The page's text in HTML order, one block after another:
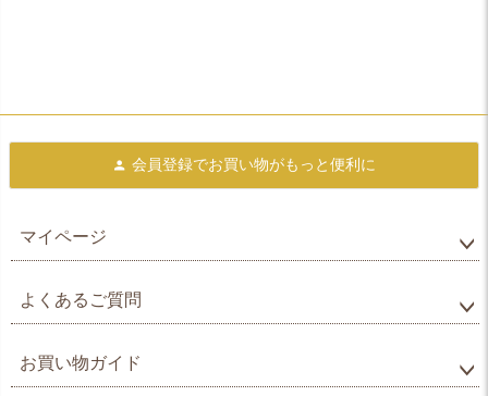
会員登録でお買い物がもっと便利に
マイページ
よくあるご質問
お買い物ガイド